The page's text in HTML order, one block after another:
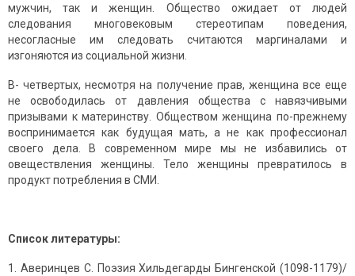
мужчин, так и женщин. Общество ожидает от людей
следования многовековым стереотипам поведения,
несогласные им следовать считаются маргиналами и
изгоняются из социальной жизни.
В- четвертых, несмотря на получение прав, женщина все еще
не освободилась от давления общества с навязчивыми
призывами к материнству. Обществом женщина по-прежнему
воспринимается как будущая мать, а не как профессионал
своего дела. В современном мире мы не избавились от
овеществления женщины. Тело женщины превратилось в
продукт потребления в СМИ.
Список литературы:
Аверинцев С. Поэзия Хильдегарды Бингенской (1098-1179)/